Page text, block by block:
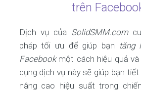
trên
Dịch vụ của SolidSMM.com
pháp tối ưu để giúp bạn tăng
Facebookmột cách hiệu quả
dụng dịch vụ này sẽ giúp bạn
nâng cao hiệu suất trong